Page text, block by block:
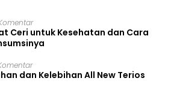
Ceri untuk Kesehatan dan Cara
dan Kelebihan All New Terios